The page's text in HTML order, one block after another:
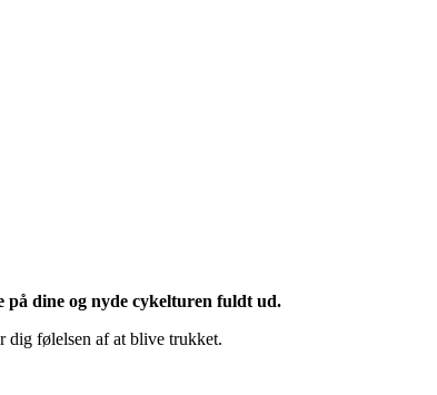
dine og nyde cykelturen fuldt ud.
dig følelsen af at blive trukket.